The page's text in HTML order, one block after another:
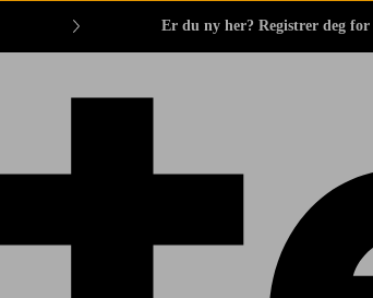
Er du ny her? Registrer deg